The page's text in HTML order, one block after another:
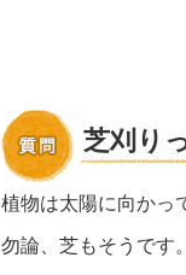
芝刈り
植物は太陽に向かっ
勿論、芝もそうで